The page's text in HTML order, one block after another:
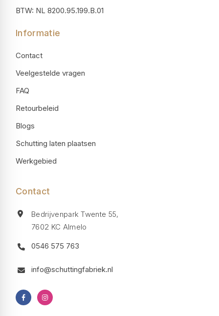
BTW: NL 8200.95.199.B.01
Informatie
Contact
Veelgestelde vragen
FAQ
Retourbeleid
Blogs
Schutting laten plaatsen
Werkgebied
Contact
Bedrijvenpark Twente 55,
7602 KC Almelo
0546 575 763
info@schuttingfabriek.nl